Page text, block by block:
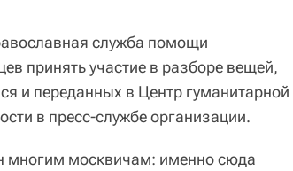
служба помощи
принять участие в разборе вещей,
и переданных в Центр гуманитарной
в пресс-службе организации.
многим москвичам: именно сюда